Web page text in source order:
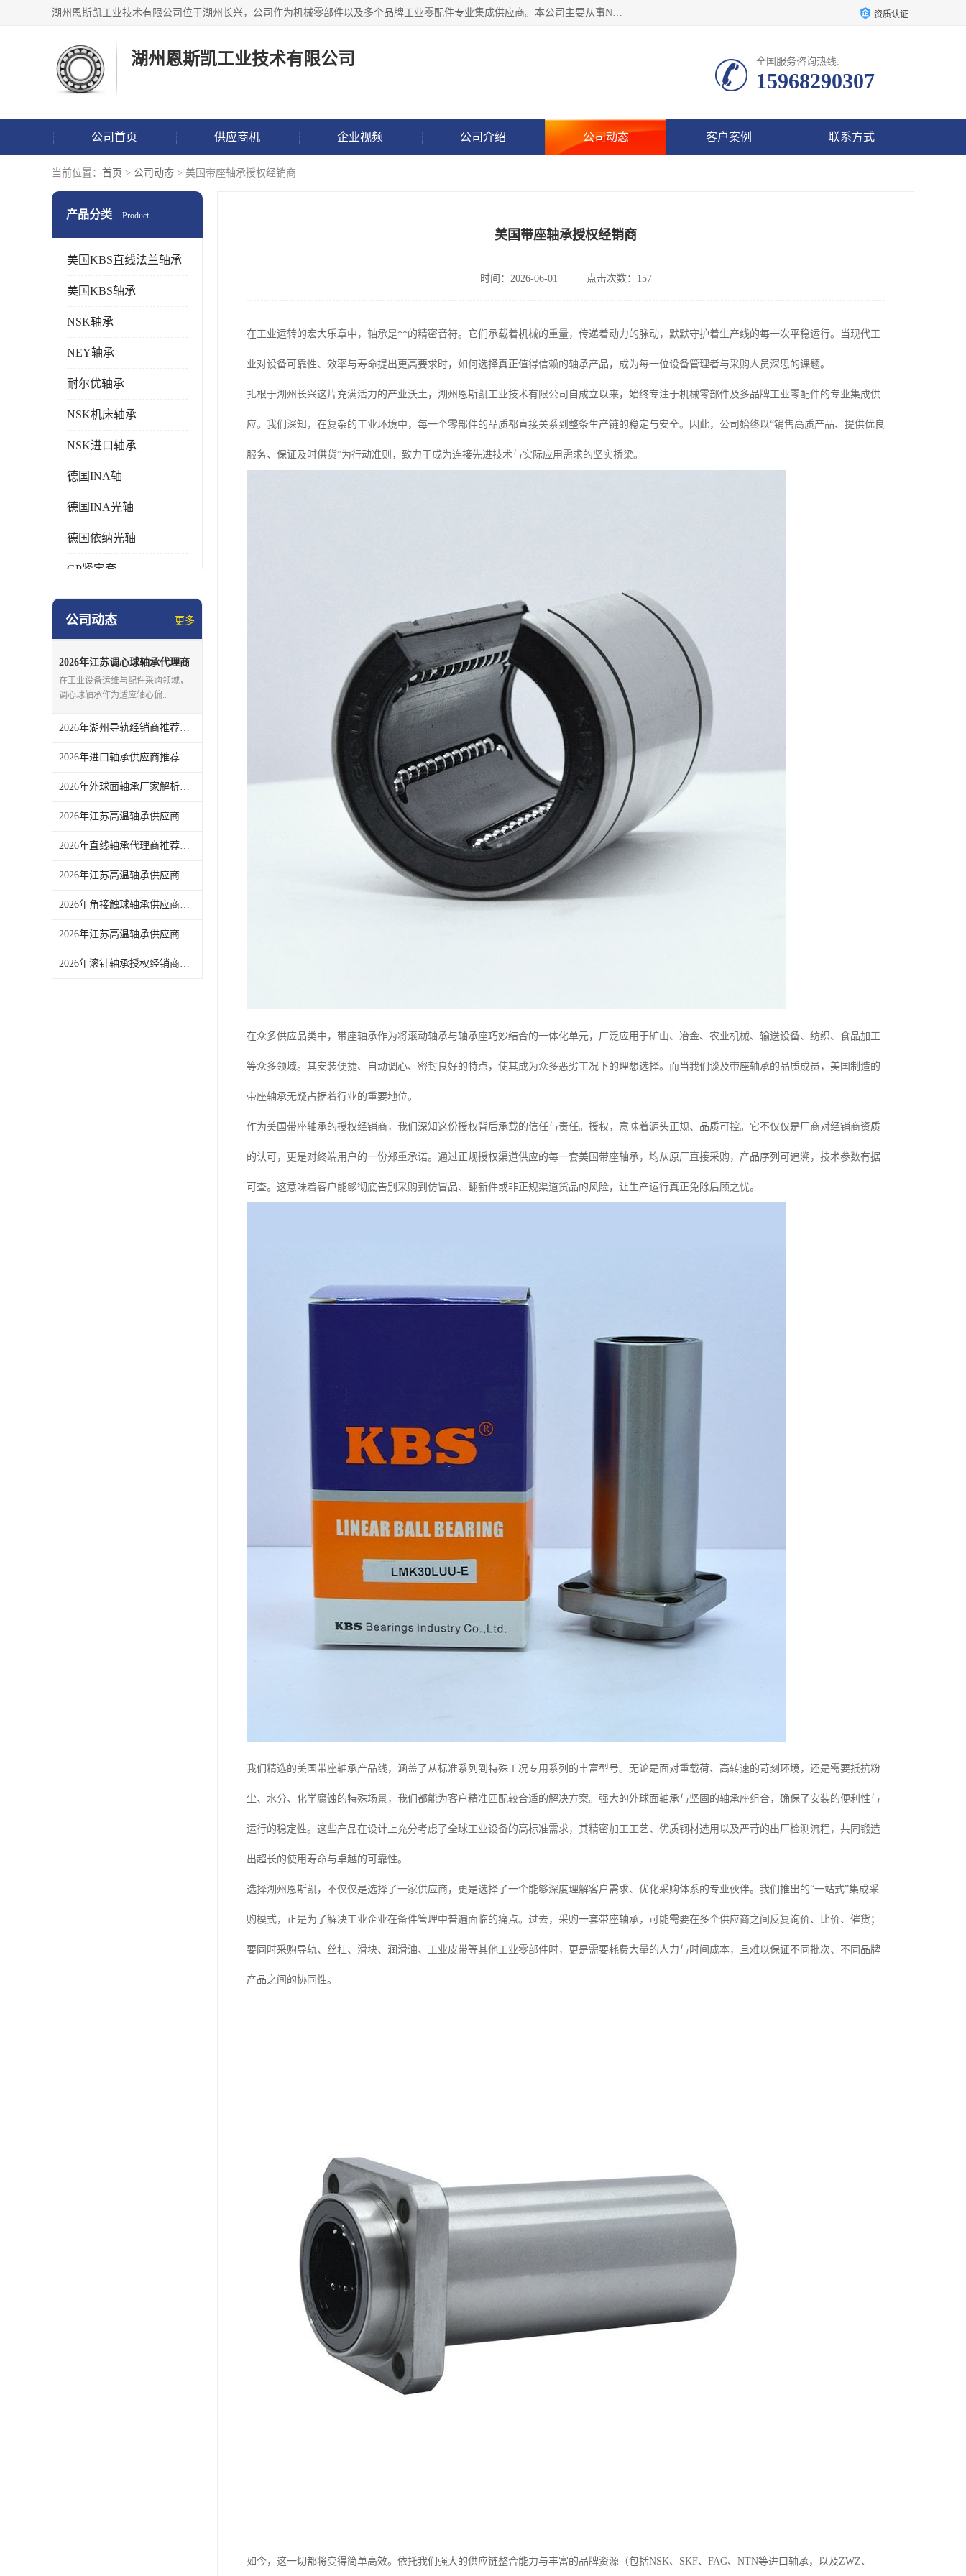
湖州恩斯凯工业技术有限公司位于湖州长兴，公司作为机械零部件以及多个品牌工业零配件专业集成供应商。本公司主要从事NSK进口轴承、SKF进口轴承、FAG进口轴承、NTN进口轴承、国产轴承：ZWZ、HRB、C&U轴承外球面轴承、导轨、丝杠、滑块、 润滑油、工业皮带及其他工业零部件的销售. 资质认证
湖州恩斯凯工业技术有限公司 全国服务咨询热线:
15968290307
公司首页 供应商机 企业视频 公司介绍 公司动态 客户案例 联系方式
当前位置： 首页 > 公司动态 > 美国带座轴承授权经销商
产品分类 Product
美国KBS直线法兰轴承
美国KBS轴承
NSK轴承
NEY轴承
耐尔优轴承
NSK机床轴承
NSK进口轴承
德国INA轴
德国INA光轴
德国依纳光轴
GP紧定套
SKF轴承
日本NSK进口轴承
德国INA进口轴承
日本NTN进口轴承
闽台上银HIWIN滑块导轨
不锈钢轴承
进口轴承
美国KBS直线轴承
日本THK
自润滑铜套无油轴承
C&U人本轴承
公司动态 更多
2026年江苏调心球轴承代理商
推荐：湖州恩斯凯工业技术有
限公司
在工业设备运维与配件采购领域，
调心球轴承作为适应轴心偏..
2026年湖州导轨经销商推荐：恩斯凯工业全品类线性导轨供应
2026年进口轴承供应商推荐：湖州恩斯凯工业技术有限公司解析
2026年外球面轴承厂家解析：湖州恩斯凯工业技术有限公司
2026年江苏高温轴承供应商推荐：耐温选型与正品供应链一站式解析
2026年直线轴承代理商推荐，湖州恩斯凯一站式工业零配件供应解析
2026年江苏高温轴承供应商推荐：湖州恩斯凯工业技术有限公司
2026年角接触球轴承供应商推荐：一站式正品采购，高效运维优选
2026年江苏高温轴承供应商推荐：聚焦正品货源与技术服务能力
2026年滚针轴承授权经销商推荐：湖州恩斯凯一站式工业配件解析
美国带座轴承授权经销商
时间：2026-06-01 点击次数：157
在工业运转的宏大乐章中，轴承是**的精密音符。它们承载着机械的重量，传递着动力的脉动，默默守护着生产线的每一次平稳运行。当现代工
业对设备可靠性、效率与寿命提出更高要求时，如何选择真正值得信赖的轴承产品，成为每一位设备管理者与采购人员深思的课题。
扎根于湖州长兴这片充满活力的产业沃土，湖州恩斯凯工业技术有限公司自成立以来，始终专注于机械零部件及多品牌工业零配件的专业集成供
应。我们深知，在复杂的工业环境中，每一个零部件的品质都直接关系到整条生产链的稳定与安全。因此，公司始终以“销售高质产品、提供优良
服务、保证及时供货”为行动准则，致力于成为连接先进技术与实际应用需求的坚实桥梁。
在众多供应品类中，带座轴承作为将滚动轴承与轴承座巧妙结合的一体化单元，广泛应用于矿山、冶金、农业机械、输送设备、纺织、食品加工
等众多领域。其安装便捷、自动调心、密封良好的特点，使其成为众多恶劣工况下的理想选择。而当我们谈及带座轴承的品质成员，美国制造的
带座轴承无疑占据着行业的重要地位。
作为美国带座轴承的授权经销商，我们深知这份授权背后承载的信任与责任。授权，意味着源头正规、品质可控。它不仅仅是厂商对经销商资质
的认可，更是对终端用户的一份郑重承诺。通过正规授权渠道供应的每一套美国带座轴承，均从原厂直接采购，产品序列可追溯，技术参数有据
可查。这意味着客户能够彻底告别采购到仿冒品、翻新件或非正规渠道货品的风险，让生产运行真正免除后顾之忧。
我们精选的美国带座轴承产品线，涵盖了从标准系列到特殊工况专用系列的丰富型号。无论是面对重载荷、高转速的苛刻环境，还是需要抵抗粉
尘、水分、化学腐蚀的特殊场景，我们都能为客户精准匹配较合适的解决方案。强大的外球面轴承与坚固的轴承座组合，确保了安装的便利性与
运行的稳定性。这些产品在设计上充分考虑了全球工业设备的高标准需求，其精密加工工艺、优质钢材选用以及严苛的出厂检测流程，共同锻造
出超长的使用寿命与卓越的可靠性。
选择湖州恩斯凯，不仅仅是选择了一家供应商，更是选择了一个能够深度理解客户需求、优化采购体系的专业伙伴。我们推出的“一站式”集成采
购模式，正是为了解决工业企业在备件管理中普遍面临的痛点。过去，采购一套带座轴承，可能需要在多个供应商之间反复询价、比价、催货；
要同时采购导轨、丝杠、滑块、润滑油、工业皮带等其他工业零部件时，更是需要耗费大量的人力与时间成本，且难以保证不同批次、不同品牌
产品之间的协同性。
如今，这一切都将变得简单高效。依托我们强大的供应链整合能力与丰富的品牌资源（包括NSK、SKF、FAG、NTN等进口轴承，以及ZWZ、